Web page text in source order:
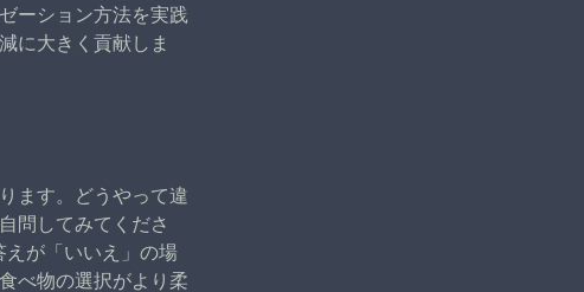
ーション方法を実践
に大きく貢献しま
ます。どうやって違
問してみてくださ
えが「いいえ」の場
べ物の選択がより柔